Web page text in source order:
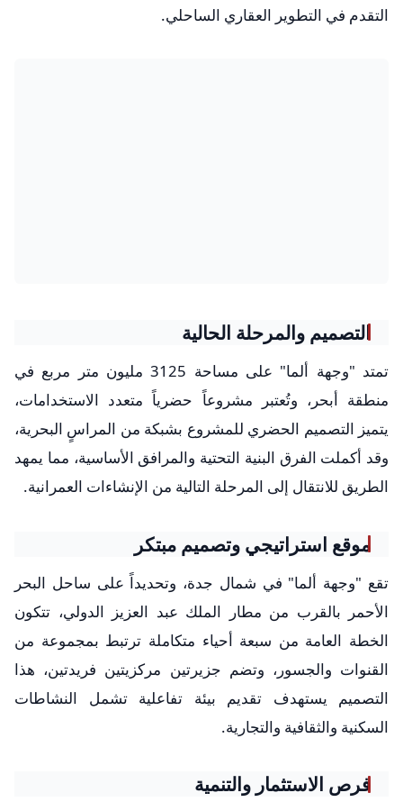
التقدم في التطوير العقاري الساحلي.
التصميم والمرحلة الحالية
تمتد "وجهة ألما" على مساحة 3125 مليون متر مربع في
منطقة أبحر، وتُعتبر مشروعاً حضرياً متعدد الاستخدامات،
يتميز التصميم الحضري للمشروع بشبكة من المراسٍ البحرية،
وقد أكملت الفرق البنية التحتية والمرافق الأساسية، مما يمهد
الطريق للانتقال إلى المرحلة التالية من الإنشاءات العمرانية.
موقع استراتيجي وتصميم مبتكر
تقع "وجهة ألما" في شمال جدة، وتحديداً على ساحل البحر
الأحمر بالقرب من مطار الملك عبد العزيز الدولي، تتكون
الخطة العامة من سبعة أحياء متكاملة ترتبط بمجموعة من
القنوات والجسور، وتضم جزيرتين مركزيتين فريدتين، هذا
التصميم يستهدف تقديم بيئة تفاعلية تشمل النشاطات
السكنية والثقافية والتجارية.
فرص الاستثمار والتنمية